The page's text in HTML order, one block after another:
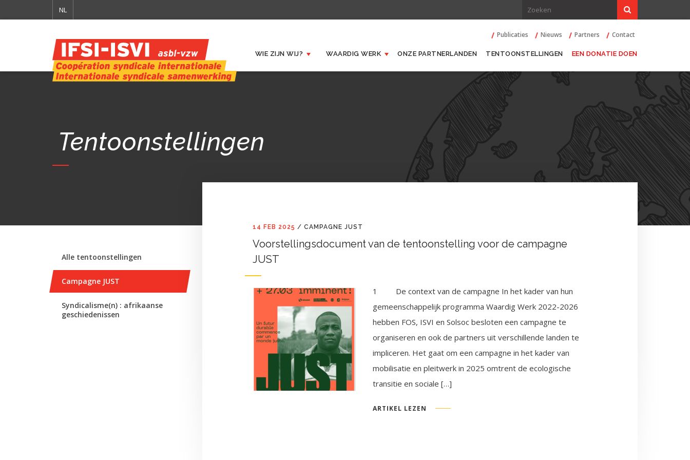
NL
Publicaties Nieuws Partners Contact
WIE ZIJN WIJ? WAARDIG WERK ONZE PARTNERLANDEN TENTOONSTELLINGEN EEN DONATIE DOEN
Tentoonstellingen
Alle tentoonstellingen
Campagne JUST
Syndicalisme(n) : afrikaanse
geschiedenissen
14 FEB 2025 / CAMPAGNE JUST
Voorstellingsdocument van de tentoonstelling voor de campagne
JUST
1 De context van de campagne In het kader van hun
gemeenschappelijk programma Waardig Werk 2022-2026
hebben FOS, ISVI en Solsoc besloten een campagne te
organiseren en ook de partners uit verschillende landen te
impliceren. Het gaat om een campagne in het kader van
mobilisatie en pleitwerk in 2025 omtrent de ecologische
transitie en sociale […]
ARTIKEL LEZEN